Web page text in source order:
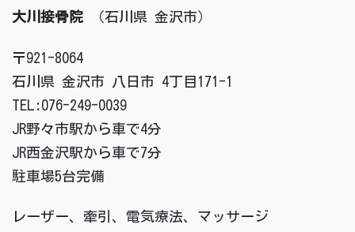
大川接骨院 （石川県 金沢市）
〒921-8064
石川県 金沢市 八日市 4丁目171-1
TEL:076-249-0039
JR野々市駅から車で4分
JR西金沢駅から車で7分
駐車場5台完備
レーザー、牽引、電気療法、マッサージ